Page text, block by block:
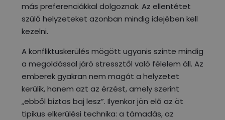
más preferenciákkal dolgoznak. Az ellentétet
szülő helyzeteket azonban mindig idejében kell
kezelni.
A konfliktuskerülés mögött ugyanis szinte mindig
a megoldással járó stressztől való félelem áll. Az
emberek gyakran nem magát a helyzetet
kerülik, hanem azt az érzést, amely szerint
„ebből biztos baj lesz”. Ilyenkor jön elő az öt
tipikus elkerülési technika: a támadás, az